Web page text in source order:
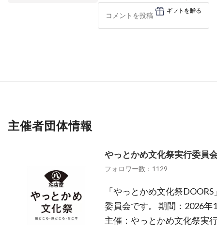
ギフトを贈る
主催者団体情報
やっとかめ文化祭実行委員
フォロワー数：1129
「やっとかめ文化祭
委員会です。 期間：2026
主催：やっとかめ文化祭